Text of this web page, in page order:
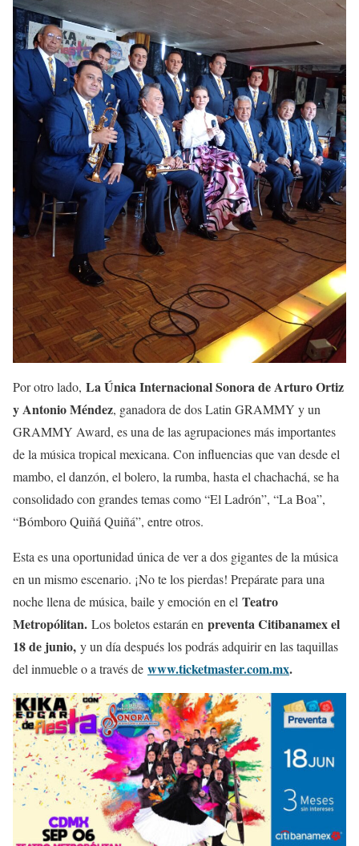
Por otro lado, La Única Internacional Sonora de Arturo Ortiz
y Antonio Méndez, ganadora de dos Latin GRAMMY y un
GRAMMY Award, es una de las agrupaciones más importantes
de la música tropical mexicana. Con influencias que van desde el
mambo, el danzón, el bolero, la rumba, hasta el chachachá, se ha
consolidado con grandes temas como “El Ladrón”, “La Boa”,
“Bómboro Quiñá Quiñá”, entre otros.
Esta es una oportunidad única de ver a dos gigantes de la música
en un mismo escenario. ¡No te los pierdas! Prepárate para una
noche llena de música, baile y emoción en el Teatro
Metropólitan. Los boletos estarán en preventa Citibanamex el
18 de junio, y un día después los podrás adquirir en las taquillas
del inmueble o a través de www.ticketmaster.com.mx.